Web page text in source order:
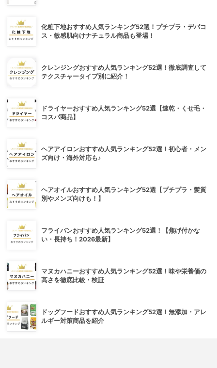
化粧下地おすすめ人気ランキング52選！プチプラ・デパコ
ス・敏感肌向けナチュラル商品も登場！
クレンジングおすすめ人気ランキング52選！徹底調査して
テクスチャータイプ別に紹介！
ドライヤーおすすめ人気ランキング52選【速乾・くせ毛・
コスパ商品】
ヘアアイロンおすすめ人気ランキング52選！初心者・メン
ズ向け・海外対応も♪
ヘアオイルおすすめ人気ランキング52選【プチプラ・髪質
別やメンズ向けも！】
フライパンおすすめ人気ランキング52選！【焦げ付かな
い・長持ち！2026最新】
マヌカハニーおすすめ人気ランキング52選！味や栄養価の
高さを徹底比較・検証
ドッグフードおすすめ人気ランキング52選！無添加・アレ
ルギー対策商品を紹介